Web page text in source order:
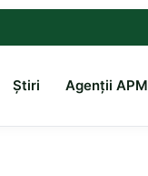
Știri Agenții APM